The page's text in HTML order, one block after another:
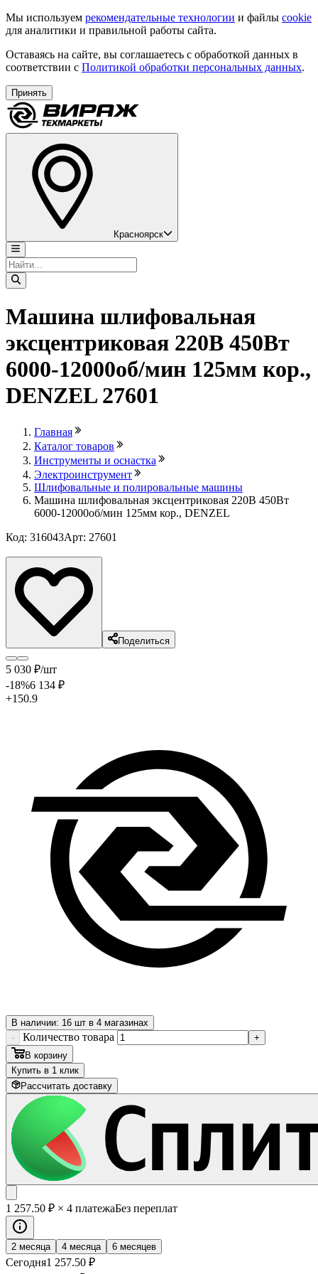
Мы используем рекомендательные технологии и файлы cookie
для аналитики и правильной работы сайта.
Оставаясь на сайте, вы соглашаетесь с обработкой данных в
соответствии с Политикой обработки персональных данных.
Принять
Красноярск
Машина шлифовальная
эксцентриковая 220В 450Вт
6000-12000об/мин 125мм кор.,
DENZEL 27601
Главная
Каталог товаров
Инструменты и оснастка
Электроинструмент
Шлифовальные и полировальные машины
Машина шлифовальная эксцентриковая 220В 450Вт
6000-12000об/мин 125мм кор., DENZEL
Код: 316043Арт: 27601
Поделиться
5 030 ₽/шт
-18%6 134 ₽
+150.9
В наличии: 16 шт в 4 магазинах
-
Количество товара
+
В корзину
Купить в 1 клик
Рассчитать доставку
1 257.50 ₽ × 4 платежаБез переплат
2 месяца 4 месяца 6 месяцев
Сегодня1 257.50 ₽